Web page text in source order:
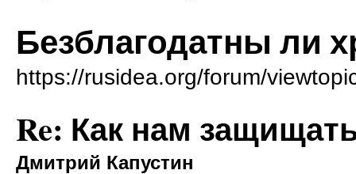
Безблагодатны ли
https://rusidea.org/forum/
Re: Как нам
Дмитрий Капустин